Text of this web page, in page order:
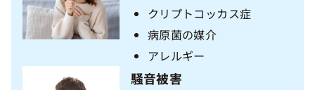
クリプトコッカス症
病原菌の媒介
アレルギー
騒音被害